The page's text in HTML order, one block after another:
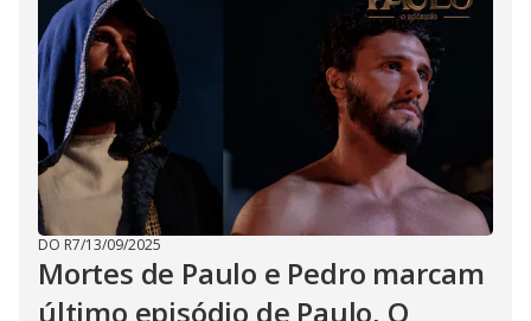
DO R7/13/09/2025
Mortes de Paulo e Pedro marcam
último episódio de Paulo, O